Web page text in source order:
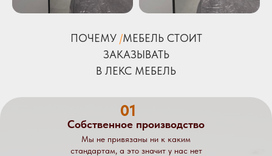
ПОЧЕМУ /МЕБЕЛЬ СТОИТ
ЗАКАЗЫВАТЬ
В ЛЕКС МЕБЕЛЬ
Мы не привязаны ни к каким
стандартам, а это значит у нас нет
Собственное производство
01